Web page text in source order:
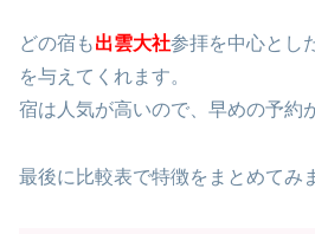
どの宿も出雲大社参拝を中心とし
を与えてくれます。
宿は人気が高いので、早めの予約
最後に比較表で特徴をまとめてみ